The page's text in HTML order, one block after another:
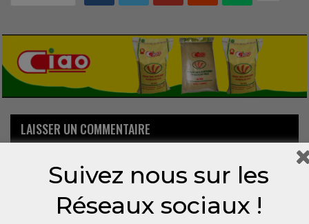
LAISSER UN COMMENTAIRE
Suivez nous sur les
Réseaux sociaux !